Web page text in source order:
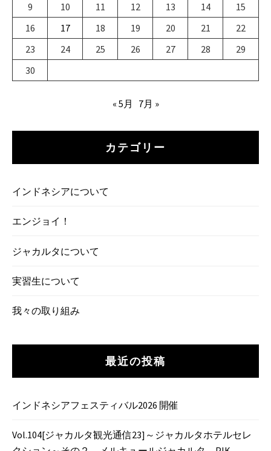
9
10 11 12 13 14
15
16
17 18 19 20 21
22
23
24 25 26 27 28
29
30
« 5月 7月 »
カテゴリー
インドネシアについて
エンジョイ！
ジャカルタについて
実習生について
我々の取り組み
最近の投稿
インドネシアフェスティバル2026 開催
Vol.104[ジャカルタ観光通信23]～ジャカルタホテルセレ